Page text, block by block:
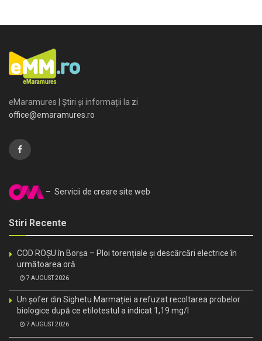
eMaramures | Știri și informații la zi
office@emaramures.ro
– Servicii de creare site web
Stiri Recente
COD ROȘU în Borșa – Ploi torențiale și descărcări electrice în
următoarea oră
7 AUGUST 2026
Un șofer din Sighetu Marmației a refuzat recoltarea probelor
biologice după ce etilotestul a indicat 1,19 mg/l
7 AUGUST 2026